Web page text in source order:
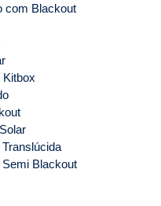
com Blackout
Kitbox
Blackout